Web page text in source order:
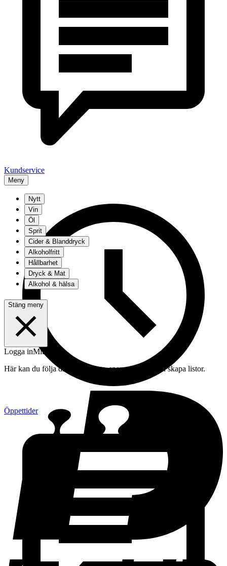
Kundservice
Meny
Öppettider
Nytt
Vin
Öl
Sprit
Cider & Blanddryck
Alkoholfritt
Hållbarhet
Dryck & Mat
Alkohol & hälsa
Stäng meny
Logga inMitt konto
Här kan du följa din beställning, spara drycker och skapa listor.